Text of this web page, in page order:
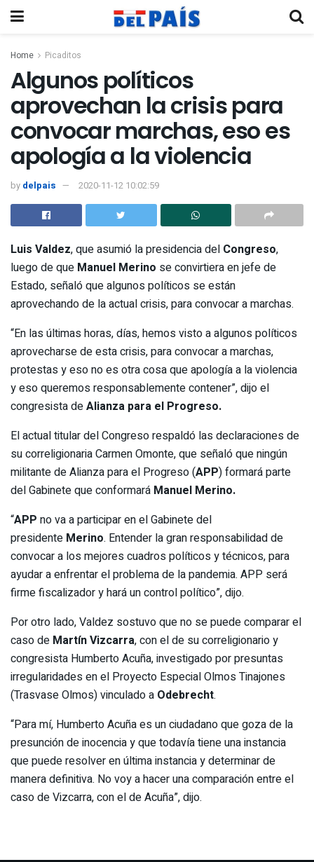
Home Picaditos
Algunos políticos
aprovechan la crisis para
convocar marchas, eso es
apología a la violencia
by delpais 2020-11-12 10:02:59
Luis Valdez, que asumió la presidencia del Congreso,
luego de que Manuel Merino se convirtiera en jefe de
Estado, señaló que algunos políticos se están
aprovechando de la actual crisis, para convocar a marchas.
“En las últimas horas, días, hemos visto a algunos políticos
aprovecharse de esta crisis, para convocar a marchas,
protestas y eso no es otra cosa que apología a la violencia
y eso queremos responsablemente contener”, dijo el
congresista deAlianza para el Progreso.
El actual titular del Congreso respaldó las declaraciones de
su correligionaria Carmen Omonte, que señaló que ningún
militante de Alianza para el Progreso (APP) formará parte
del Gabinete que conformará Manuel Merino.
“APP no va a participar en el Gabinete del
presidente Merino. Entender la gran responsabilidad de
convocar a los mejores cuadros políticos y técnicos, para
ayudar a enfrentar el problema de la pandemia. APP será
firme fiscalizador y hará un control político”, dijo.
Por otro lado, Valdez sostuvo que no se puede comparar el
caso de Martín Vizcarra, con el de su correligionario y
congresista Humberto Acuña, investigado por presuntas
irregularidades en el Proyecto Especial Olmos Tinajones
(Trasvase Olmos) vinculado a Odebrecht.
“Para mí, Humberto Acuña es un ciudadano que goza de la
presunción de inocencia y que todavía tiene una instancia
que puede resolver en última instancia y determinar de
manera definitiva. No voy a hacer una comparación entre el
caso de Vizcarra, con el de Acuña”, dijo.